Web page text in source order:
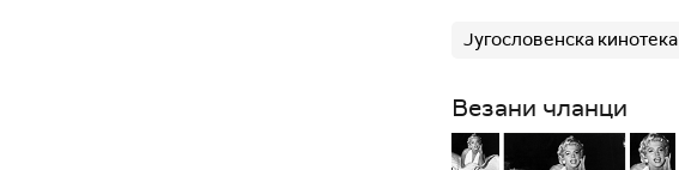
Југословенска кинотека
Везани чланци